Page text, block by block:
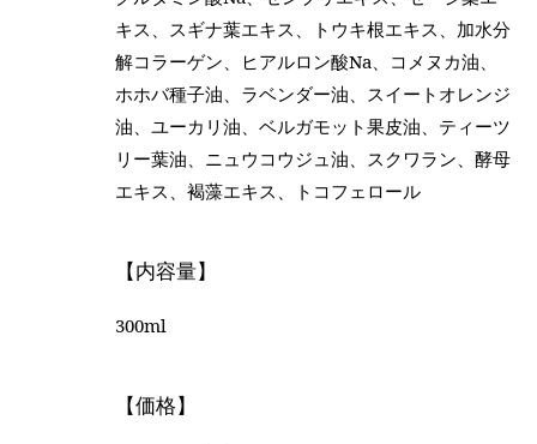
キス、スギナ葉エキス、トウキ根エキス、加水分
解コラーゲン、ヒアルロン酸Na、コメヌカ油、
ホホバ種子油、ラベンダー油、スイートオレンジ
油、ユーカリ油、ベルガモット果皮油、ティーツ
リー葉油、ニュウコウジュ油、スクワラン、酵母
エキス、褐藻エキス、トコフェロール
【内容量】
300ml
【価格】